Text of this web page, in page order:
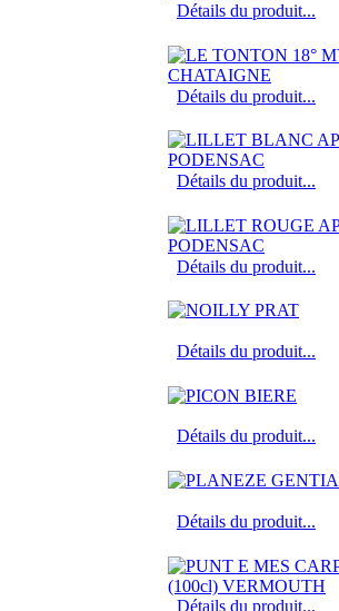
Détails du produit...
Détails du produit...
Détails du produit...
Détails du produit...
Détails du produit...
Détails du produit...
Détails du produit...
Détails du produit...